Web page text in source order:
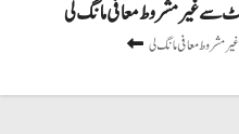
سے غیر مشروط معافی مانگ لی
مشروط معافی مانگ لی